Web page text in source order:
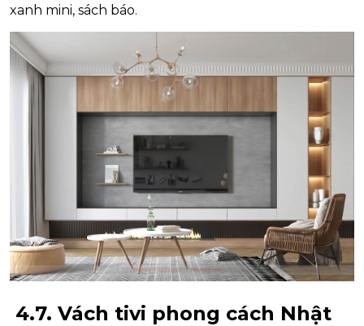
xanh mini, sách báo.
4.7. Vách tivi phong cách Nhật